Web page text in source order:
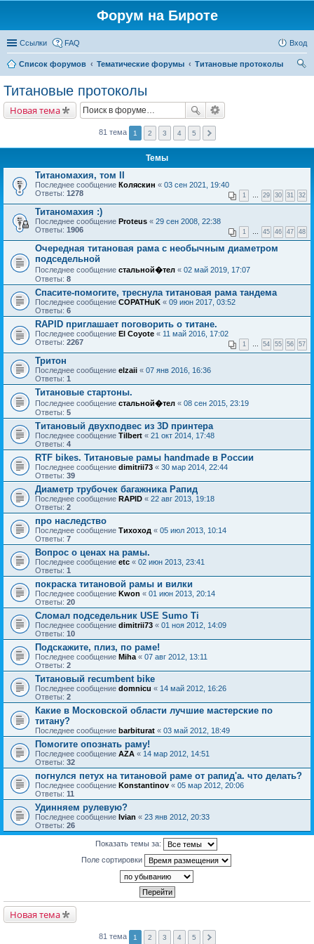
Форум на Бироте
Ссылки FAQ Вход
Список форумов Тематические форумы
Титановые протоколы
Титановые протоколы
Новая тема
81 тема 1 2 3 4 5
Темы
Титаномахия, том II
Последнее сообщение Коляскин « 03 сен 2021, 19:40
Ответы: 1278 1 … 29 30 31 32
Титаномахия :)
Последнее сообщение Proteus « 29 сен 2008, 22:38
Ответы: 1906 1 … 45 46 47 48
Очередная титановая рама с необычным диаметром
подседельной
Последнее сообщение стальной�тел « 02 май 2019, 17:07
Ответы: 8
Спасите-помогите, треснула титановая рама тандема
Последнее сообщение COPATHuK « 09 июн 2017, 03:52
Ответы: 6
RAPID приглашает поговорить о титане.
Последнее сообщение El Coyote « 11 май 2016, 17:02
Ответы: 2267 1 … 54 55 56 57
Тритон
Последнее сообщение elzaii « 07 янв 2016, 16:36
Ответы: 1
Титановые стартоны.
Последнее сообщение стальной�тел « 08 сен 2015, 23:19
Ответы: 5
Tитановый двухподвес из 3D принтера
Последнее сообщение Tilbert « 21 окт 2014, 17:48
Ответы: 4
RTF bikes. Титановые рамы handmade в России
Последнее сообщение dimitrii73 « 30 мар 2014, 22:44
Ответы: 39
Диаметр трубочек багажника Рапид
Последнее сообщение RAPID « 22 авг 2013, 19:18
Ответы: 2
про наследство
Последнее сообщение Тихоход « 05 июл 2013, 10:14
Ответы: 7
Вопрос о ценах на рамы.
Последнее сообщение etc « 02 июн 2013, 23:41
Ответы: 1
покраска титановой рамы и вилки
Последнее сообщение Kwon « 01 июн 2013, 20:14
Ответы: 20
Сломал подседельник USE Sumo Ti
Последнее сообщение dimitrii73 « 01 ноя 2012, 14:09
Ответы: 10
Подскажите, плиз, по раме!
Последнее сообщение Miha « 07 авг 2012, 13:11
Ответы: 2
Титановый recumbent bike
Последнее сообщение domnicu « 14 май 2012, 16:26
Ответы: 2
Какие в Московской области лучшие мастерские по
титану?
Последнее сообщение barbiturat « 03 май 2012, 18:49
Помогите опознать раму!
Последнее сообщение AZA « 14 мар 2012, 14:51
Ответы: 32
погнулся петух на титановой раме от рапид'а. что делать?
Последнее сообщение Konstantinov « 05 мар 2012, 20:06
Ответы: 11
Удинняем рулевую?
Последнее сообщение Ivian « 23 янв 2012, 20:33
Ответы: 26
Показать темы за:
Поле сортировки
Новая тема
81 тема 1 2 3 4 5